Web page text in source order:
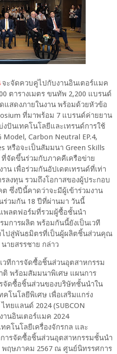
จะจัดควบคู่ไปกับงานอินเตอร์แมค
ตารางเมตร ขนทัพ 2,200 แบรนด์
แสดงภายในงาน พร้อมด้วยหัวข้อ
ที่มาพร้อม 7 แบรนด์ค่ายยาน
ปันเทคโนโลยีและเทรนด์การใช้
Carbon Neutral EP.4,
หรือจะเป็นสัมมนา Green Skills
จัดขึ้นร่วมกับภาคคีเครือข่าย
น เพื่อร่วมกันอัปเดตเทรนด์ที่เท่า
ลงทุน รวมถึงโอกาสของผู้ประกอบ
ซึ่งปีนี้คาดว่าจะมีผู้เข้าร่วมงาน
ร่วมกัน 18 ปีที่ผ่านมา วันนี้
แพลตฟอร์มที่รวมผู้ซื้อชั้นนำ
การผลิต พร้อมกันนี้ยังเป็นเวที
ไปสู่พันธมิตรที่เป็นผู้ผลิตชิ้นส่วนคุณ
ายสรรชาย กล่าว
ทีการจัดซื้อชิ้นส่วนอุตสาหกรรม
ติ พร้อมสัมมนาพิเศษ แผนการ
ดซื้อชิ้นส่วนของบริษัทชั้นนำใน
โนโลยีพิเศษ เพื่อเสริมแกร่ง
ยแลนด์ 2024 (SUBCON
านอินเตอร์แมค 2024
ทคโนโลยีเครื่องจักรกล และ
ารจัดซื้อชิ้นส่วนอุตสาหกรรมชั้นนำ
พฤษภาคม 2567 ณ ศูนย์นิทรรศการ